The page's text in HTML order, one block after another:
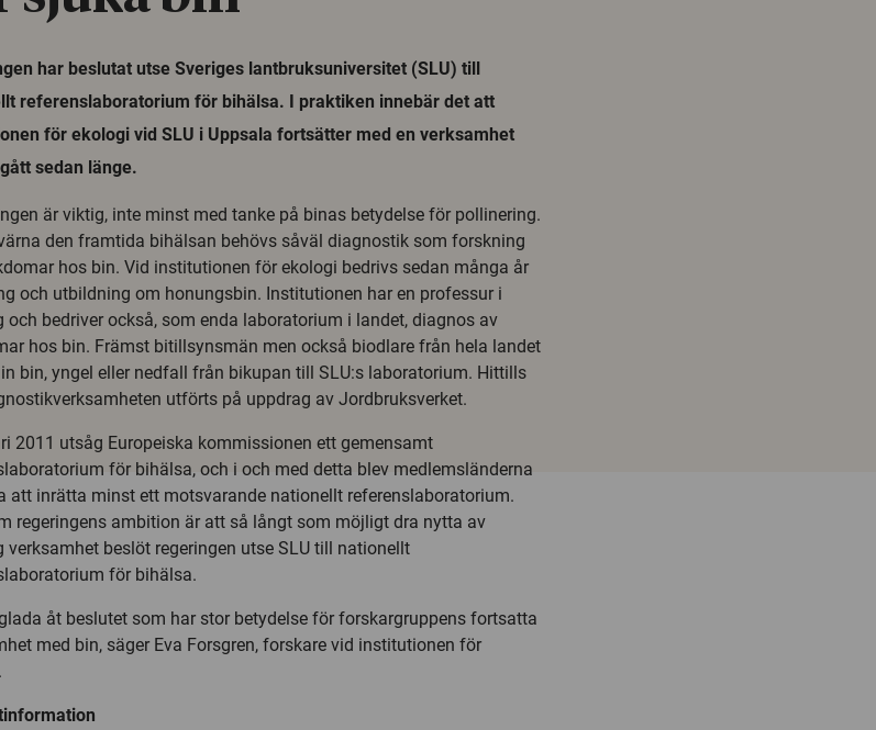
har beslutat utse Sveriges lantbruksuniversitet (SLU) till
referenslaboratorium för bihälsa. I praktiken innebär det att
för ekologi vid SLU i Uppsala fortsätter med en verksamhet
sedan länge.
är viktig, inte minst med tanke på binas betydelse för pollinering.
den framtida bihälsan behövs såväl diagnostik som forskning
hos bin. Vid institutionen för ekologi bedrivs sedan många år
och utbildning om honungsbin. Institutionen har en professur i
och bedriver också, som enda laboratorium i landet, diagnos av
hos bin. Främst bitillsynsmän men också biodlare från hela landet
bin, yngel eller nedfall från bikupan till SLU:s laboratorium. Hittills
utförts på uppdrag av Jordbruksverket.
2011 utsåg Europeiska kommissionen ett gemensamt
för bihälsa, och i och med detta blev medlemsländerna
att inrätta minst ett motsvarande nationellt referenslaboratorium.
regeringens ambition är att så långt som möjligt dra nytta av
verksamhet beslöt regeringen utse SLU till nationellt
för bihälsa.
åt beslutet som har stor betydelse för forskargruppens fortsatta
med bin, säger Eva Forsgren, forskare vid institutionen för